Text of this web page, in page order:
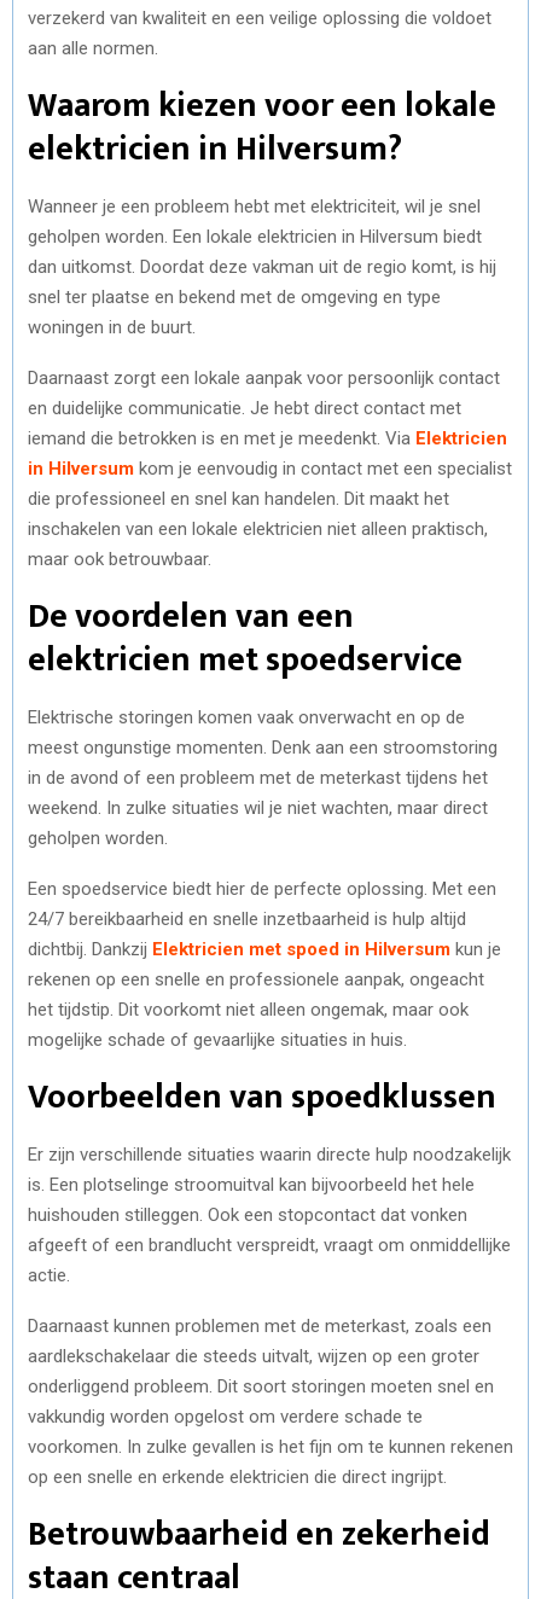
verzekerd van kwaliteit en een veilige oplossing die voldoet
aan alle normen.
Waarom kiezen voor een lokale
elektricien in Hilversum?
Wanneer je een probleem hebt met elektriciteit, wil je snel
geholpen worden. Een lokale elektricien in Hilversum biedt
dan uitkomst. Doordat deze vakman uit de regio komt, is hij
snel ter plaatse en bekend met de omgeving en type
woningen in de buurt.
Daarnaast zorgt een lokale aanpak voor persoonlijk contact
en duidelijke communicatie. Je hebt direct contact met
iemand die betrokken is en met je meedenkt. Via Elektricien
in Hilversum kom je eenvoudig in contact met een specialist
die professioneel en snel kan handelen. Dit maakt het
inschakelen van een lokale elektricien niet alleen praktisch,
maar ook betrouwbaar.
De voordelen van een
elektricien met spoedservice
Elektrische storingen komen vaak onverwacht en op de
meest ongunstige momenten. Denk aan een stroomstoring
in de avond of een probleem met de meterkast tijdens het
weekend. In zulke situaties wil je niet wachten, maar direct
geholpen worden.
Een spoedservice biedt hier de perfecte oplossing. Met een
24/7 bereikbaarheid en snelle inzetbaarheid is hulp altijd
dichtbij. Dankzij Elektricien met spoed in Hilversum kun je
rekenen op een snelle en professionele aanpak, ongeacht
het tijdstip. Dit voorkomt niet alleen ongemak, maar ook
mogelijke schade of gevaarlijke situaties in huis.
Voorbeelden van spoedklussen
Er zijn verschillende situaties waarin directe hulp noodzakelijk
is. Een plotselinge stroomuitval kan bijvoorbeeld het hele
huishouden stilleggen. Ook een stopcontact dat vonken
afgeeft of een brandlucht verspreidt, vraagt om onmiddellijke
actie.
Daarnaast kunnen problemen met de meterkast, zoals een
aardlekschakelaar die steeds uitvalt, wijzen op een groter
onderliggend probleem. Dit soort storingen moeten snel en
vakkundig worden opgelost om verdere schade te
voorkomen. In zulke gevallen is het fijn om te kunnen rekenen
op een snelle en erkende elektricien die direct ingrijpt.
Betrouwbaarheid en zekerheid
staan centraal